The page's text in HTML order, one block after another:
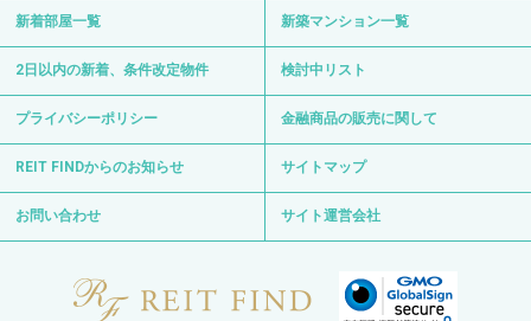
新着部屋一覧 新築マンション一覧
2日以内の新着、条件改定物件 検討中リスト
プライバシーポリシー 金融商品の販売に関して
REIT FINDからのお知らせ サイトマップ
お問い合わせ サイト運営会社